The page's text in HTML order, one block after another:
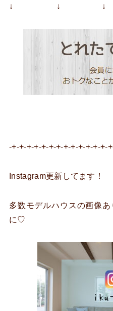
↓ ↓ ↓
-+-+-+-+-+-+-+-+-+-+-+-+-+-
Instagram更新してます！
多数モデルハウスの画像
に♡